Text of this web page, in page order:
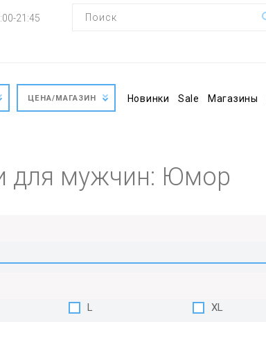
21:45
ЦЕНА/МАГАЗИН Новинки Sale Магазины
для мужчин: Юмор
L XL